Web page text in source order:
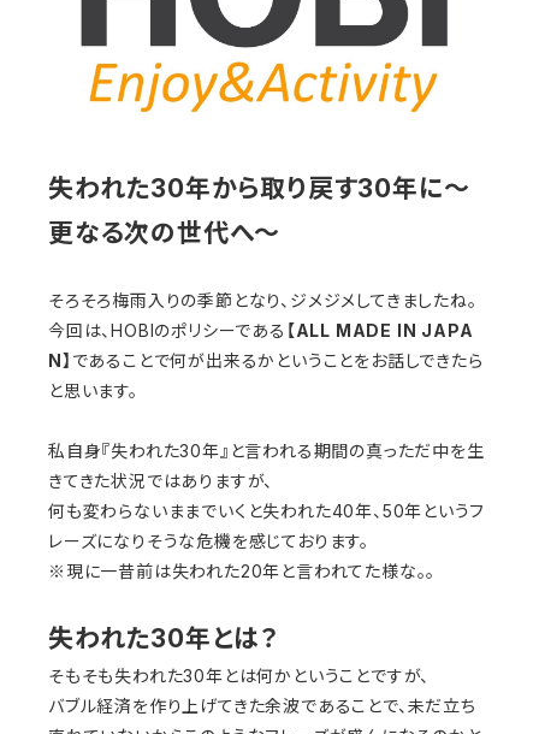
失われた30年から取り戻す30年に～
更なる次の世代へ～
そろそろ梅雨入りの季節となり、ジメジメしてきましたね。
今回は、HOBIのポリシーである 【ALL MADE IN JAPA
N】 であることで何が出来るかということをお話しできたら
と思います。
私自身『失われた30年』と言われる期間の真っただ中を生
きてきた状況ではありますが、
何も変わらないままでいくと失われた40年、50年というフ
レーズになりそうな危機を感じております。
※現に一昔前は失われた20年と言われてた様な。。
失われた30年とは？
そもそも失われた30年とは何かということですが、
バブル経済を作り上げてきた余波であることで、未だ立ち